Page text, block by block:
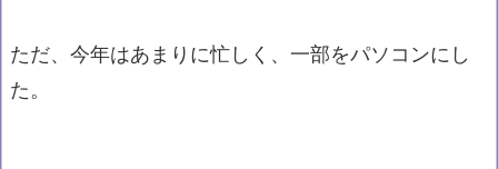
ただ、今年はあまりに忙しく、一部をパソコンにし
た。